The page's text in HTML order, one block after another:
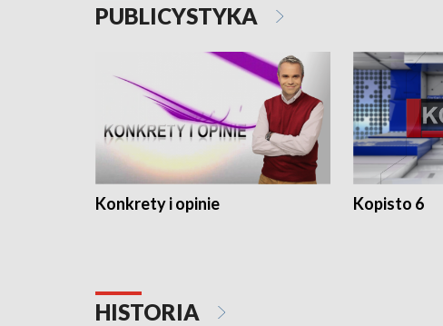
PUBLICYSTYKA
Konkrety i opinie Kopisto 6
HISTORIA